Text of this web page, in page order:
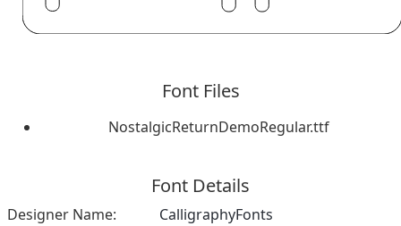
Font Files
NostalgicReturnDemoRegular.ttf
Font Details
Designer Name:
CalligraphyFonts